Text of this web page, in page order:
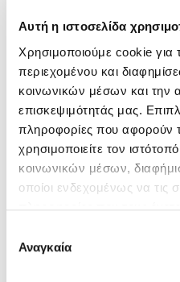
Αυτή η ιστοσελίδα
Χρησιμοποιούμε cookie για
περιεχομένου και
κοινωνικών μέσων και την
επισκεψιμότητάς μας.
πληροφορίες που αφορούν
χρησιμοποιείτε τον
κοινωνικών μέσων,
οποίοι ενδεχομένως να τις
των υπηρεσιών τους.
συγκατάθεσης
Αναγκαία
4cccceesΜποτάκια
359,00 €